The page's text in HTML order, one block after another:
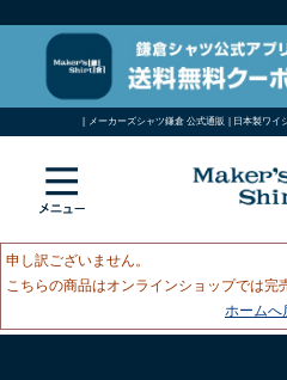
| メーカーズシャツ鎌倉 公式通販 | 日本製ワ
申し訳ございません。
こちらの商品はオンラインショップでは完
ホームへ